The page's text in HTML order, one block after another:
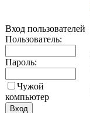
Вход пользователей
Пользователь:
Пароль:
Чужой
компьютер